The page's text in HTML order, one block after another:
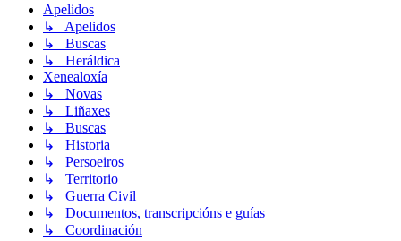
Apelidos
↳ Apelidos
↳ Buscas
↳ Heráldica
Xenealoxía
↳ Novas
↳ Liñaxes
↳ Buscas
↳ Historia
↳ Persoeiros
↳ Territorio
↳ Guerra Civil
↳ Documentos, transcripcións e guías
↳ Coordinación